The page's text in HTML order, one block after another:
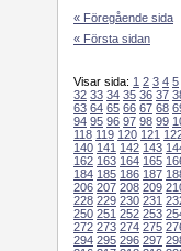
« Föregående sida
« Första sidan
Visar sida: 1 2 3 4 5
32 33 34 35 36 37
63 64 65 66 67 68
94 95 96 97 98 99
118 119 120 121
140 141 142 143
162 163 164 165
184 185 186 187
206 207 208 209
228 229 230 231
250 251 252 253
272 273 274 275
294 295 296 297